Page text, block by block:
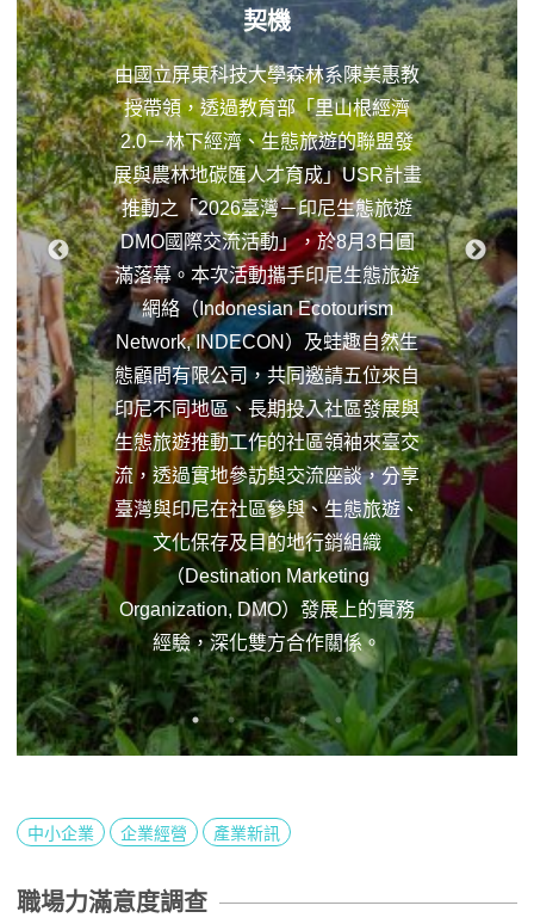
契機
由國立屏東科技大學森林系陳美惠教
授帶領，透過教育部「里山根經濟
2.0－林下經濟、生態旅遊的聯盟發
展與農林地碳匯人才育成」USR計畫
推動之「2026臺灣－印尼生態旅遊
DMO國際交流活動」，於8月3日圓
滿落幕。本次活動攜手印尼生態旅遊
網絡（Indonesian Ecotourism
Network, INDECON）及蛙趣自然生
態顧問有限公司，共同邀請五位來自
印尼不同地區、長期投入社區發展與
生態旅遊推動工作的社區領袖來臺交
流，透過實地參訪與交流座談，分享
臺灣與印尼在社區參與、生態旅遊、
文化保存及目的地行銷組織
（Destination Marketing
Organization, DMO）發展上的實務
經驗，深化雙方合作關係。
中小企業 企業經營 產業新訊
職場力滿意度調查